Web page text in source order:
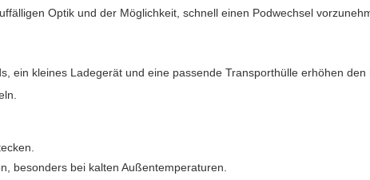
Optik und der Möglichkeit, schnell einen Podwechsel
ein kleines Ladegerät und eine passende Transporthülle erhöhen
besonders bei kalten Außentemperaturen.